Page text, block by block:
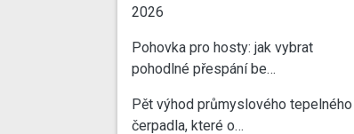
2026
Pohovka pro hosty: jak vybrat
pohodlné přespání be…
Pět výhod průmyslového tepelného
čerpadla, které o…